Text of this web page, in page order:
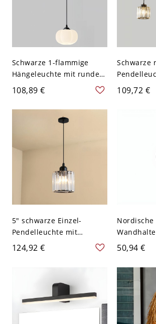
Schwarze 1-flammige
Hängeleuchte mit rundem
Baldachin, Holz-Akzent
und Kunststoffschirm für
Kücheninsel oder
108,89 €
Schwarze
Flammen
109,72 €
5" schwarze Einzel-
Pendelleuchte mit
geripptem Glaszylinder-
Schirm und moderner
124,92 €
LED lange
110V-120V
59,69 cm
50,94 €